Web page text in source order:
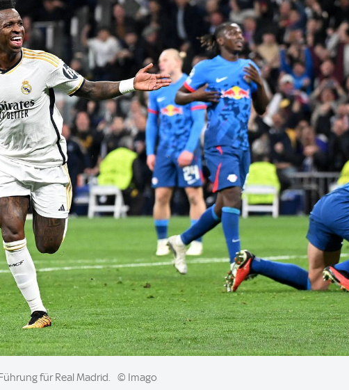
für Real Madrid. © Imago